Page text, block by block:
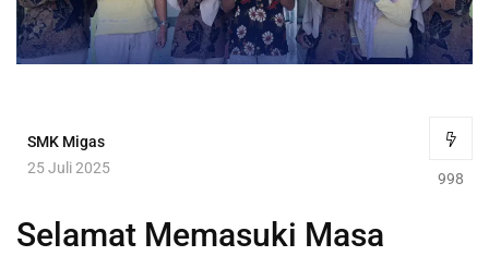
SMK Migas
25 Juli 2025
998
Selamat Memasuki Masa